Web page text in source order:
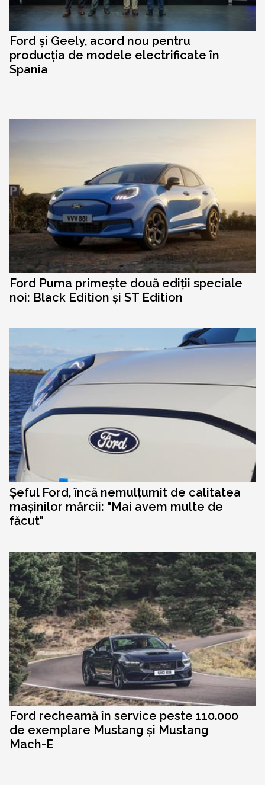
Ford și Geely, acord nou pentru
producția de modele electrificate în
Spania
Ford Puma primește două ediții speciale
noi: Black Edition și ST Edition
Șeful Ford, încă nemulțumit de calitatea
mașinilor mărcii: "Mai avem multe de
făcut"
Ford recheamă în service peste 110.000
de exemplare Mustang și Mustang
Mach-E